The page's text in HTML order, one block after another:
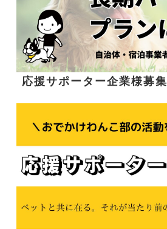
応援サポーター企業様募集